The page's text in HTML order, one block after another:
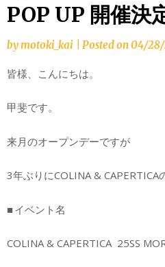
POP UP 開催決
bymotoki_kai Posted on04/
皆様、こんにちは。
甲斐です。
来月のオープンデーですが
3年ぶりにCOLINA & CAPERTICA
■ イベント名
COLINA & CAPERTICA 25SS